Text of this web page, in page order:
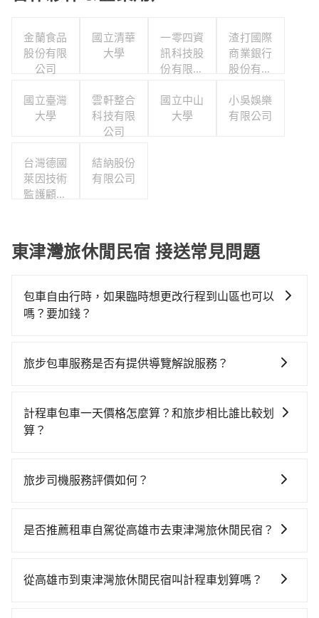
金蘭食品
股份有限
公司
國立清華
大學
一零四資
訊科技股
份有限公
渣打國際
商業銀行
股份有限
國立臺灣
大學
雲軒整合
科技有限
公司
國立中山
大學
小吳娛樂
有限公司
台灣德國
萊因技術
監護顧問
結納股份
有限公司
東津灣旅休閒民宿 接送常見問題
包車自由行時，如果臨時想更改行程到山區也可以
嗎？要加錢？
旅步可能會根據行經的路線是否超過海拔1500公尺來進
我們會透過Email的方式向您說明收費細節，讓您能更放
心地享受旅步為您提供的服務。
旅步包車服務是否有提供導覽解說服務？
需要導覽服務，可事先透過電子郵件
booking@tripool.app聯繫我們，將有專人協助回覆確
計程車包車一天價格怎麼算？和旅步相比誰比較划
算？
格通常是根據時間或距離來計算，而且在不同城市和地
之前，最好先詢問清楚具體價格和注意事項。相比之
透明，方便客戶可以更加準確地了解行程所需時間和費
旅步司機服務評價如何？
機非常高的評價，認為他們非常專業且親切！讓他們的
是否推薦租車自駕從高雄市去東津灣旅休閒民宿？
時不需要閉目養神（因為要自己開車），最重要的是你
從高雄市到東津灣旅休閒民宿叫計程車划算嗎？